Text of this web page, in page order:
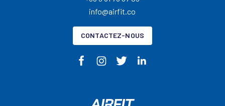
info@airfit.co
CONTACTEZ-NOUS